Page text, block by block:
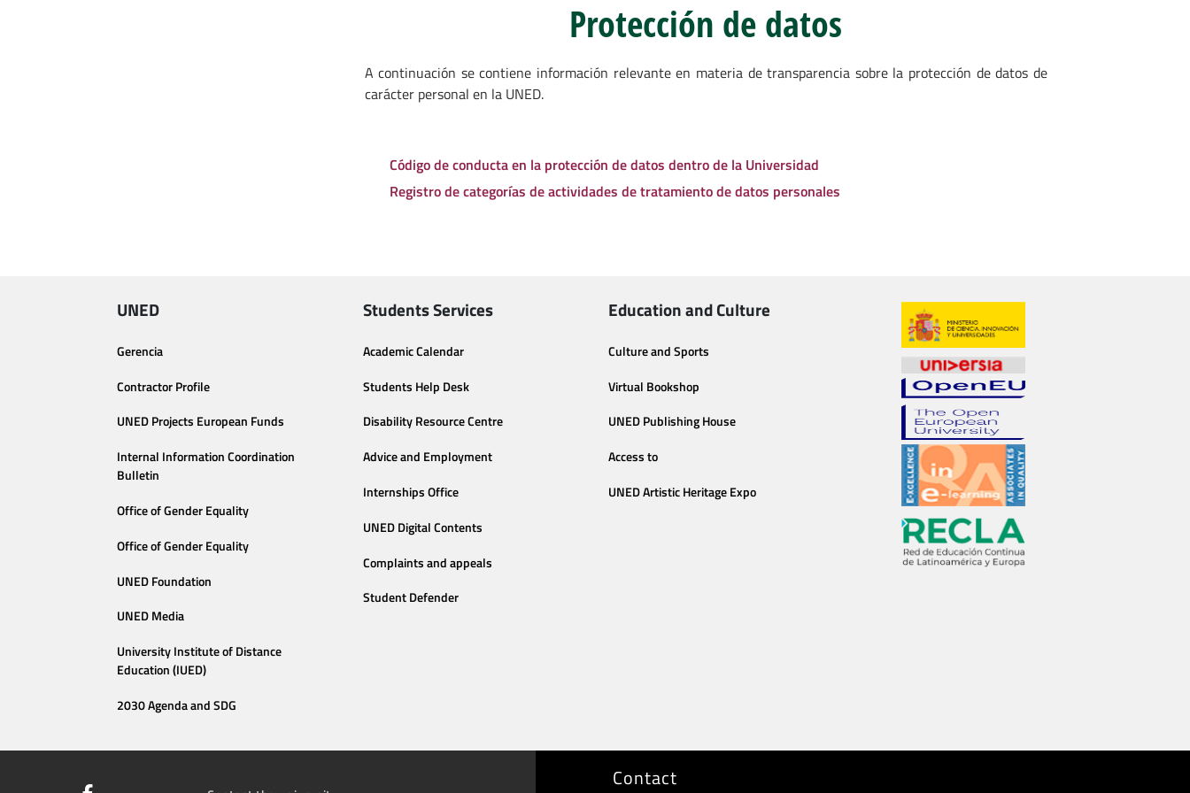
Protección de datos
A continuación se contiene información relevante en materia de transparencia sobre la protección de datos de
carácter personal en la UNED.
Código de conducta en la protección de datos dentro de la Universidad
Registro de categorías de actividades de tratamiento de datos personales
UNED
Gerencia
Contractor Profile
UNED Projects European Funds
Internal Information Coordination
Bulletin
Office of Gender Equality
Office of Gender Equality
UNED Foundation
UNED Media
University Institute of Distance
Education (IUED)
2030 Agenda and SDG
Students Services
Academic Calendar
Students Help Desk
Disability Resource Centre
Advice and Employment
Internships Office
UNED Digital Contents
Complaints and appeals
Student Defender
Education and Culture
Culture and Sports
Virtual Bookshop
UNED Publishing House
Access to
UNED Artistic Heritage Expo
Contact